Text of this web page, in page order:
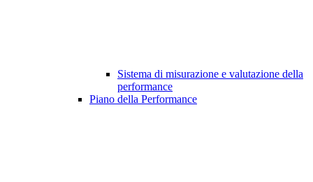
Sistema di misurazione e valutazione della
performance
Piano della Performance